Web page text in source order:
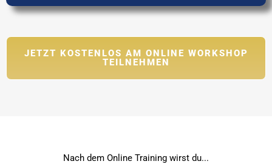
JETZT KOSTENLOS AM ONLINE WORKSHOP
TEILNEHMEN
Nach dem Online Training wirst du...